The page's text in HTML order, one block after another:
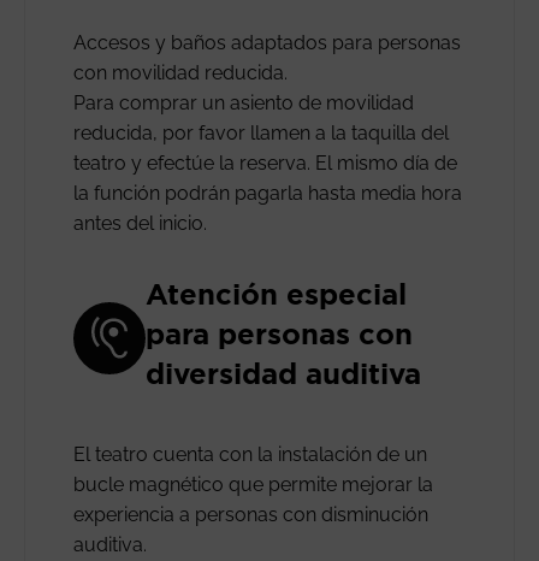
Accesos y baños adaptados para personas
con movilidad reducida.
Para comprar un asiento de movilidad
reducida, por favor llamen a la taquilla del
teatro y efectúe la reserva. El mismo día de
la función podrán pagarla hasta media hora
antes del inicio.
Atención especial
para personas con
diversidad auditiva
El teatro cuenta con la instalación de un
bucle magnético que permite mejorar la
experiencia a personas con disminución
auditiva.